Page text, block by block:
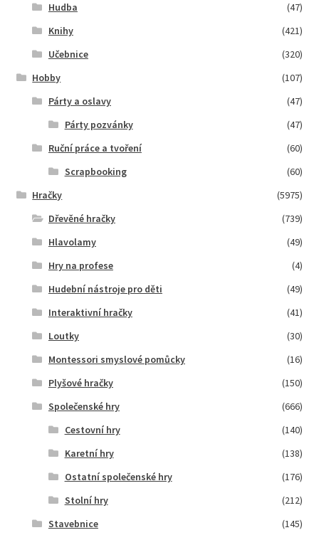
Hudba
(47)
Knihy
(421)
Učebnice
(320)
Hobby
(107)
Párty a oslavy
(47)
Párty pozvánky
(47)
Ruční práce a tvoření
(60)
Scrapbooking
(60)
Hračky
(5975)
Dřevěné hračky
(739)
Hlavolamy
(49)
Hry na profese
(4)
Hudební nástroje pro děti
(49)
Interaktivní hračky
(41)
Loutky
(30)
Montessori smyslové pomůcky
(16)
Plyšové hračky
(150)
Společenské hry
(666)
Cestovní hry
(140)
Karetní hry
(138)
Ostatní společenské hry
(176)
Stolní hry
(212)
Stavebnice
(145)